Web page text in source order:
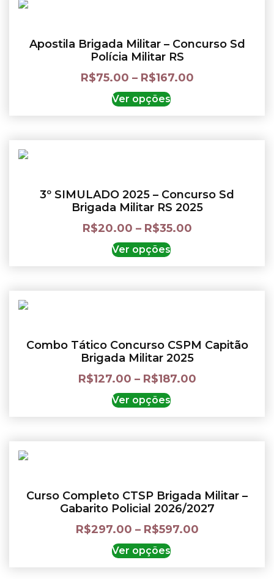
Apostila Brigada Militar – Concurso Sd
Polícia Militar RS
R$75.00 – R$167.00
Ver opções
3º SIMULADO 2025 – Concurso Sd
Brigada Militar RS 2025
R$20.00 – R$35.00
Ver opções
Combo Tático Concurso CSPM Capitão
Brigada Militar 2025
R$127.00 – R$187.00
Ver opções
Curso Completo CTSP Brigada Militar –
Gabarito Policial 2026/2027
R$297.00 – R$597.00
Ver opções